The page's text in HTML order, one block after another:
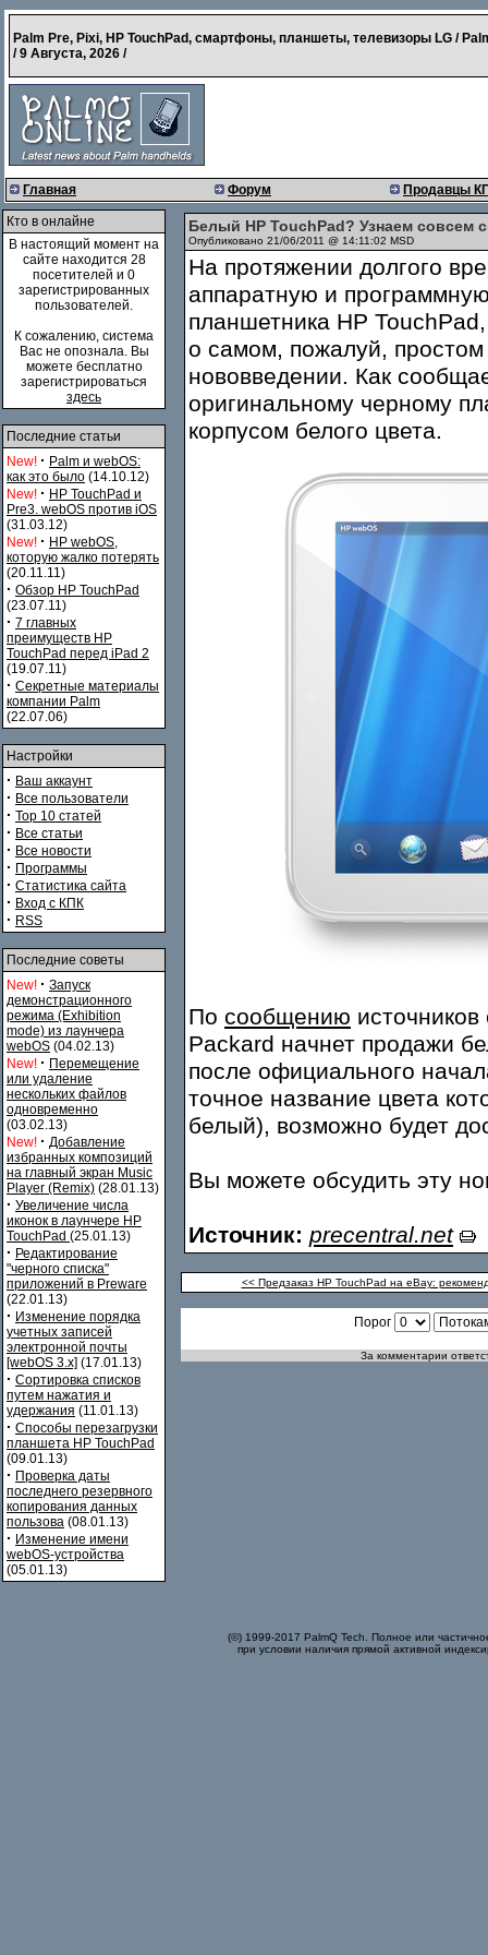
Palm Pre, Pixi, HP TouchPad, смартфоны, планшеты, телевизоры LG /
/9 Августа, 2026 /
Главная Форум Продавцы
Кто в онлайне
В настоящий момент на
сайте находится 28
посетителей и 0
зарегистрированных
пользователей.
К сожалению, система
Вас не опознала. Вы
можете бесплатно
зарегистрироваться
здесь
Последние статьи
New! · Palm и webOS:
как это было (14.10.12)
New! · HP TouchPad и
Pre3. webOS против iOS
(31.03.12)
New! · HP webOS,
которую жалко потерять
(20.11.11)
· Обзор HP TouchPad
(23.07.11)
· 7 главных
преимуществ HP
TouchPad перед iPad 2
(19.07.11)
· Секретные материалы
компании Palm
(22.07.06)
Настройки
· Ваш аккаунт
· Все пользователи
· Top 10 статей
· Все статьи
· Все новости
· Программы
· Статистика сайта
· Вход с КПК
· RSS
Последние советы
New! · Запуск
демонстрационного
режима (Exhibition
mode) из лаунчера
webOS (04.02.13)
New! · Перемещение
или удаление
нескольких файлов
одновременно
(03.02.13)
New! · Добавление
избранных композиций
на главный экран Music
Player (Remix) (28.01.13)
· Увеличение числа
иконок в лаунчере HP
TouchPad (25.01.13)
· Редактирование
"черного списка"
приложений в Preware
(22.01.13)
· Изменение порядка
учетных записей
электронной почты
[webOS 3.x] (17.01.13)
· Сортировка списков
путем нажатия и
удержания (11.01.13)
· Способы перезагрузки
планшета HP TouchPad
(09.01.13)
· Проверка даты
последнего резервного
копирования данных
пользова (08.01.13)
· Изменение имени
webOS-устройства
(05.01.13)
Белый HP TouchPad? Узнаем совсем
Опубликовано 21/06/2011 @ 14:11:02 MSD
На протяжении долгого
аппаратную и
планшетника HP
о самом, пожалуй,
нововведении. Как
оригинальному черному
корпусом белого цвета.
По сообщению
Packard начнет продажи
после официального
точное название цвета
белый), возможно будет
Вы можете обсудить эту
Источник: precentral.net
<< Предзаказ HP TouchPad на eBay:
Порог
За комментарии
(©) 1999-2017 PalmQ Tech. Полное или
при условии наличия прямой активной